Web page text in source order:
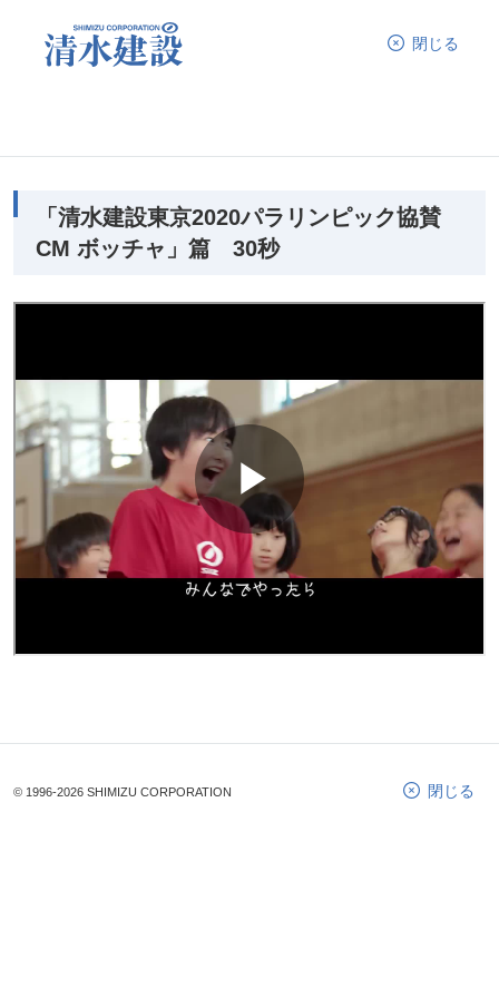
閉じる
「清水建設東京2020パラリンピック協賛
CM ボッチャ」篇 30秒
閉じる
© 1996-2026 SHIMIZU CORPORATION